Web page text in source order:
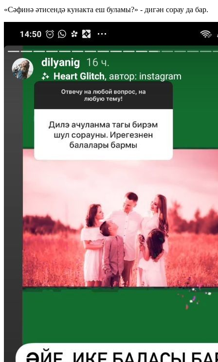
«Сәфинә әтисендә кунакта еш буламы?» - дигән сорау да бар.